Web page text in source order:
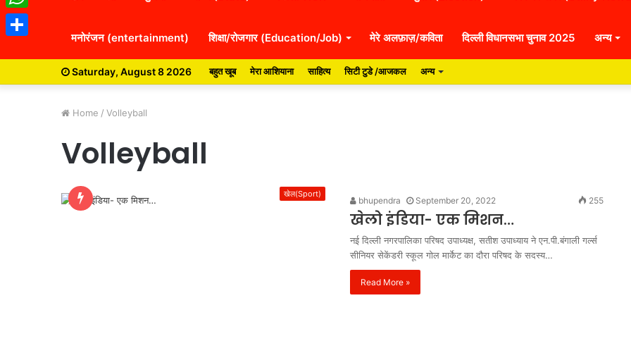
मनोरंजन (entertainment) शिक्षा/रोजगार (Education/Job) मेरे अलफ़ाज़/कविता दिल्ली विधानसभा चुनाव 2025 अन्य
Saturday, August 8 2026 बहुत खूब मेरा आशियाना साहित्य सिटी टुडे /आजकल अन्य
Home / Volleyball
Volleyball
खेल(Sport)
bhupendra September 20, 2022 255
खेलो इंडिया- एक मिशन…
नई दिल्ली नगरपालिका परिषद उपाध्यक्ष, सतीश उपाध्याय ने एन.पी.बंगाली गर्ल्स
सीनियर सेकेंडरी स्कूल गोल मार्केट का दौरा परिषद के सदस्य…
Read More »
WhatsApp